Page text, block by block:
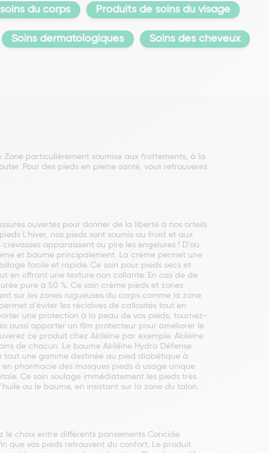
du corps Produits de soins du visage
Soins dermatologiques Soins des cheveux
particulièrement soumise aux frottements, à la
Pour des pieds en pleine santé, vous retrouverez
ouvertes pour donner de la liberté à nos orteils
L'hiver, nos pieds sont soumis au froid et aux
apparaissent ou pire les engelures ! D'où
et baume principalement. La crème permet une
facile et rapide. Ce soin pour pieds secs et
en offrant une texture non collante. En cas de de
pure à 50 %. Ce soin crème pieds et zones
sur les zones rugueuses du corps comme la zone
d’éviter les récidives de callosités tout en
une protection à la peau de vos pieds, tournez-
aussi apporter un film protecteur pour améliorer le
ce produit chez Akiléïne par exemple. Akiléïne
de chacun. Le baume Akiléïne Hydra Défense
tout une gamme destinée au pied diabétique à
pharmacie des masques pieds à usage unique
Ce soin soulage immédiatement les pieds très
ou le baume, en insistant sur la zone du talon.
le choix entre différents pansements Coricide
que vos pieds retrouvent du confort. Le produit